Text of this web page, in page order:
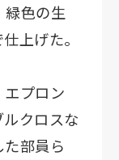
緑色の生
上げた。
プロン
クロスな
部員ら